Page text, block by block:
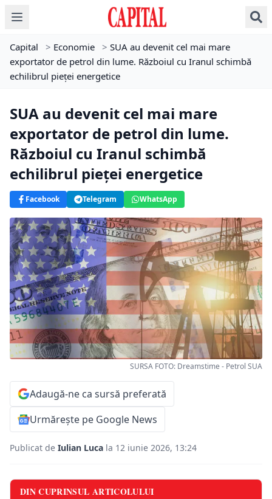
Capital > Economie > SUA au devenit cel mai mare
exportator de petrol din lume. Războiul cu Iranul schimbă
echilibrul pieței energetice
SUA au devenit cel mai mare
exportator de petrol din lume.
Războiul cu Iranul schimbă
echilibrul pieței energetice
Facebook Telegram WhatsApp
SURSA FOTO: Dreamstime - Petrol SUA
Adaugă-ne ca sursă preferată
Urmărește pe Google News
Publicat de Iulian Luca la 12 iunie 2026, 13:24
DIN CUPRINSUL ARTICOLULUI